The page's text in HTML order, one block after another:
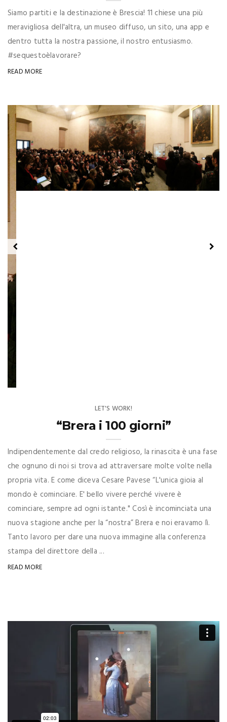
Siamo partiti e la destinazione è Brescia! 11 chiese una più
meravigliosa dell'altra, un museo diffuso, un sito, una app e
dentro tutta la nostra passione, il nostro entusiasmo.
#sequestoèlavorare?
READ MORE
Indipendentemente dal credo religioso, la rinascita è una fase
che ognuno di noi si trova ad attraversare molte volte nella
propria vita. E come diceva Cesare Pavese “L'unica gioia al
mondo è cominciare. E' bello vivere perché vivere è
Tanto lavoro per dare una nuova immagine alla conferenza
Pinacoteca di Brera. Hall of Passion. 11.30 Press Conference
Finally we are ready for the premiere of the web app! Packed
hall, the whole staff of the Pinacoteca, journalists and
friends, everybody ready to discover "our" own way of
communicating the history of art in a journey of knowledge
addictive and fun. It's time for a new easy language, for
everyone, with images, music and videos. The love of beauty,